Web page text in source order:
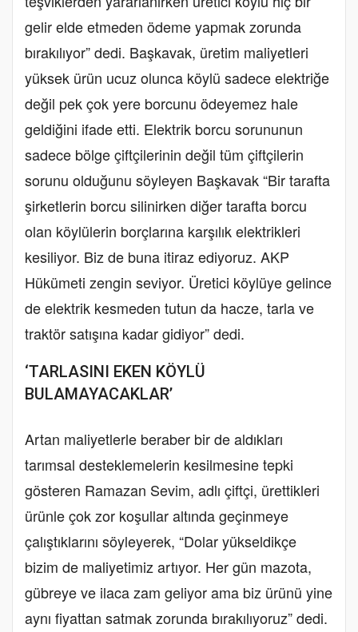
gelir elde etmeden ödeme yapmak zorunda
bırakılıyor” dedi. Başkavak, üretim maliyetleri
yüksek ürün ucuz olunca köylü sadece elektriğe
değil pek çok yere borcunu ödeyemez hale
geldiğini ifade etti. Elektrik borcu sorununun
sadece bölge çiftçilerinin değil tüm çiftçilerin
sorunu olduğunu söyleyen Başkavak “Bir tarafta
şirketlerin borcu silinirken diğer tarafta borcu
olan köylülerin borçlarına karşılık elektrikleri
kesiliyor. Biz de buna itiraz ediyoruz. AKP
Hükümeti zengin seviyor. Üretici köylüye gelince
de elektrik kesmeden tutun da hacze, tarla ve
traktör satışına kadar gidiyor” dedi.
‘TARLASINI EKEN KÖYLÜ
BULAMAYACAKLAR’
Artan maliyetlerle beraber bir de aldıkları
tarımsal desteklemelerin kesilmesine tepki
gösteren Ramazan Sevim, adlı çiftçi, ürettikleri
ürünle çok zor koşullar altında geçinmeye
çalıştıklarını söyleyerek, “Dolar yükseldikçe
bizim de maliyetimiz artıyor. Her gün mazota,
gübreye ve ilaca zam geliyor ama biz ürünü yine
aynı fiyattan satmak zorunda bırakılıyoruz” dedi.